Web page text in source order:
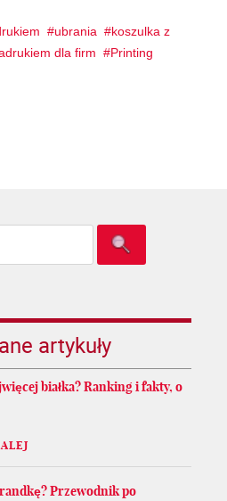
ubrania
koszulka z
dla firm
Printing
artykuły
białka? Ranking i fakty, o
Przewodnik po